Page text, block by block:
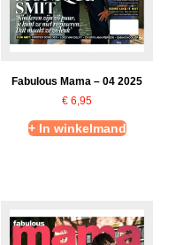
Fabulous Mama – 04 2025
€ 6,95
+ In winkelmand